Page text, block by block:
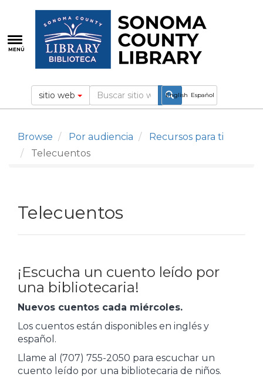
contenido
principal
MENÚ
English Español
sitio web
Browse Por audiencia
Recursos para ti
Telecuentos
Telecuentos
¡Escucha un cuento leído por
una bibliotecaria!
Nuevos cuentos cada miércoles.
Los cuentos están disponibles en inglés y
español.
Llame al (707) 755-2050 para escuchar un
cuento leído por una bibliotecaria de niños.